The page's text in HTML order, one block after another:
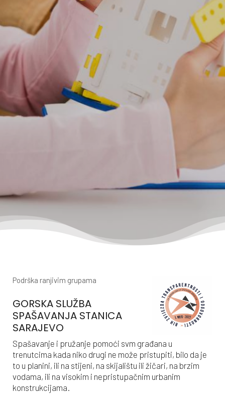
Podrška ranjivim grupama
GORSKA SLUŽBA
SPAŠAVANJA STANICA
SARAJEVO
Spašavanje i pružanje pomoći svm građana u
trenutcima kada niko drugi ne može pristupiti, bilo da je
to u planini, ili na stijeni, na skijalištu ili žičari, na brzim
vodama, ili na visokim i nepristupačnim urbanim
konstrukcijama.